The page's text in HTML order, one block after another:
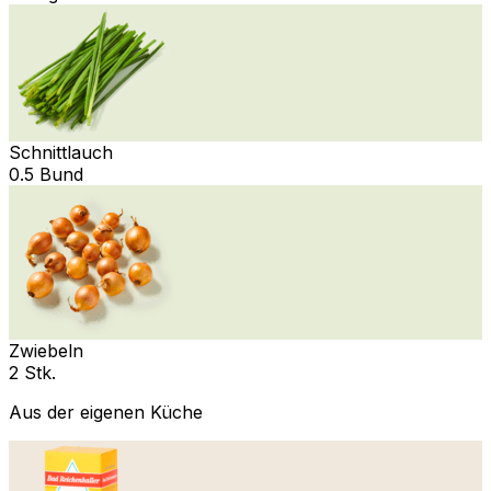
Schnittlauch
0.5 Bund
Zwiebeln
2 Stk.
Aus der eigenen Küche